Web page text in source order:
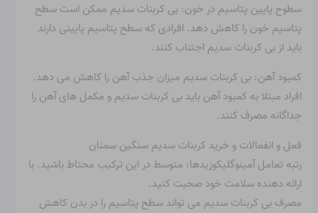
سطوح پایین پتاسیم در خون: بی کربنات سدیم ممکن است سطح
پتاسیم خون را کاهش دهد. افرادی که سطح پتاسیم پایینی دارند
باید از بی کربنات سدیم اجتناب کنند.
کمبود آهن: بی کربنات سدیم میزان جذب آهن را کاهش می دهد.
افراد مبتلا به کمبود آهن باید بی کربنات سدیم و مکمل های آهن را
جداگانه مصرف کنند.
فعل و انفعالات و خرید کربنات سدیم سنگین سمنان
رتبه تعامل آمینوگلیکوزیدها: متوسط ​​در این ترکیب محتاط باشید. با
ارائه دهنده سلامت خود صحبت کنید.
مصرف بی کربنات سدیم می تواند سطح پتاسیم را در بدن کاهش